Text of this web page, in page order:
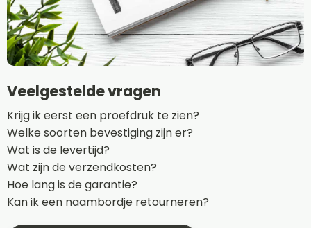
Veelgestelde vragen
Krijg ik eerst een proefdruk te zien?
Welke soorten bevestiging zijn er?
Wat is de levertijd?
Wat zijn de verzendkosten?
Hoe lang is de garantie?
Kan ik een naambordje retourneren?